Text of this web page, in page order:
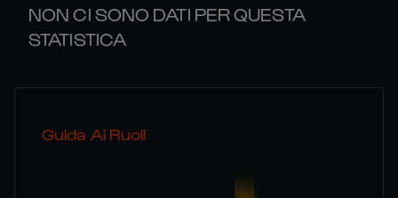
NON CI SONO DATI PER QUESTA
STATISTICA
Guida Ai Ruoli